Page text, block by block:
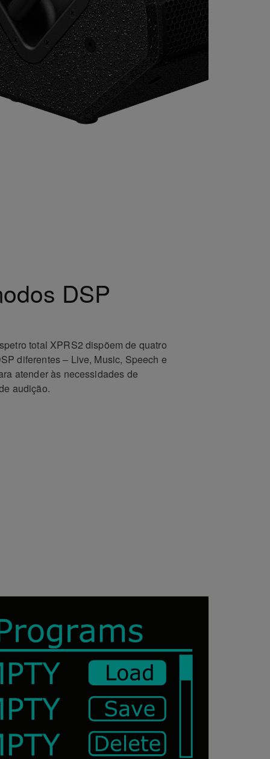
DSP
total XPRS2 dispõem de quatro
diferentes – Live, Music, Speech e
atender às necessidades de
audição.